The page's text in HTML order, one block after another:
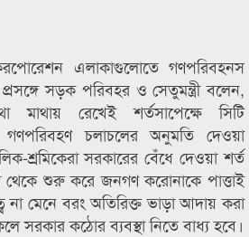
এলাকাগুলোতে গণপরিবহনস
সড়ক পরিবহর ও সেতুমন্ত্রী বলেন,
মাথায় রেখেই শর্তসাপেক্ষে সিটি
চলাচলের অনুমতি দেওয়া
শ্রমিকেরা সরকারের বেঁধে দেওয়া শর্ত
থেকে শুরু করে জনগণ করোনাকে পাত্তাই
না মেনে বরং অতিরিক্ত ভাড়া আদায় করা
সরকার কঠোর ব্যবস্থা নিতে বাধ্য হবে।